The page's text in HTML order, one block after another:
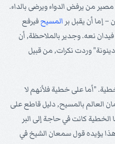
من يرفض الدواء ويرضى بالداء.
– إما أن يقبل بر المسيحفيرفع
فيدان نعه. وجدير بالملاحظة, أن
وردت نكرات, من قبيل
خطية. "أما على خطية فلأنهم لا
العالم بالمسيح, دليل قاطع على
الخطية كانت في حاجة إلى البر
يؤيده قول سمعان الشيخ في